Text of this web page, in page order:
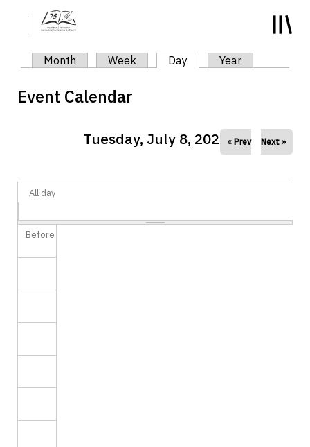
Primary tabs
Month Week Day (active tab)
Year
Event Calendar
Tuesday, July 8, 2025 « Prev Next »
All day
Before